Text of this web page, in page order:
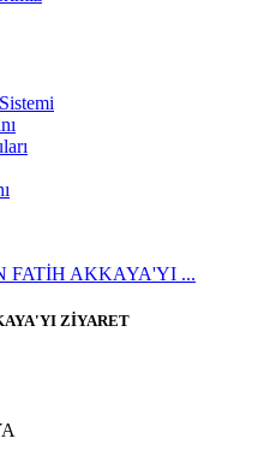
AKKAYA'YI ...
ZİYARET